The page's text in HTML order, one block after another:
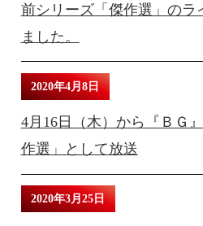
前シリーズ「傑作選」のラ
ました。
2020年4月8日
4月16日（木）から『ＢＧ
作選」として放送
2020年3月25日